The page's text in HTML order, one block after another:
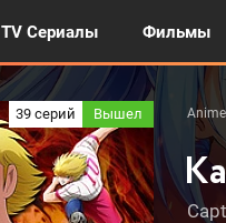
TV Сериалы Фильмы
39 серий Вышел